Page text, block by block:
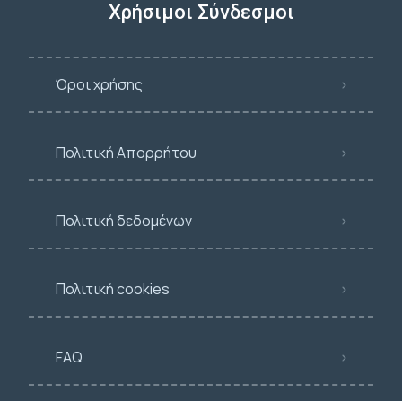
Χρήσιμοι Σύνδεσμοι
Όροι χρήσης
Πολιτική Απορρήτου
Πολιτική δεδομένων
Πολιτική cookies
FAQ